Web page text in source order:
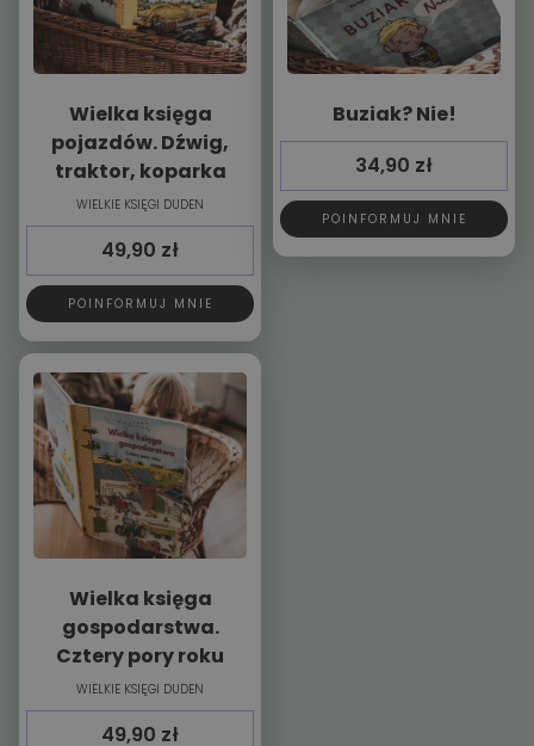
Wielka księga
pojazdów. Dźwig,
traktor, koparka
WIELKIE KSIĘGI DUDEN
49,90 zł
POINFORMUJ MNIE
Buziak? Nie!
34,90 zł
POINFORMUJ MNIE
Wielka księga
gospodarstwa.
Cztery pory roku
WIELKIE KSIĘGI DUDEN
49,90 zł